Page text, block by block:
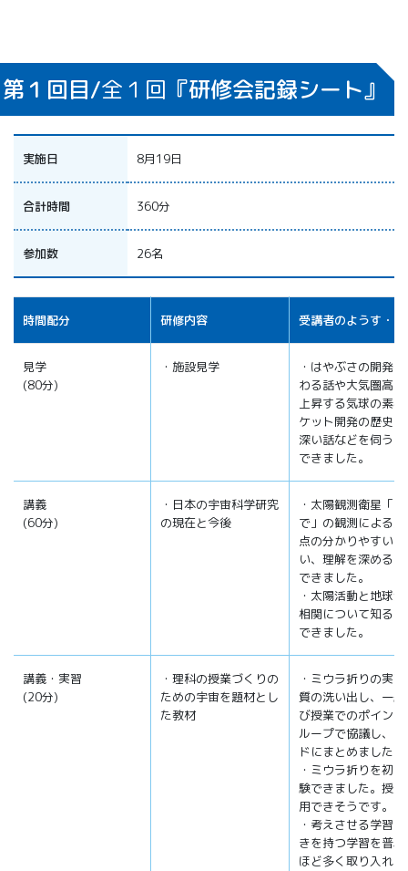
第１回目/全１回 『研修会記録シート』
実施日 8月19日
合計時間 360分
参加数 26名
時間配分 研修内容 受講者のようす・感
見学
(80分)
・施設見学
・はやぶさの開発
わる話や大気圏高
上昇する気球の素
ケット開発の歴史
深い話などを伺う
できました。
講義
(60分)
・日本の宇宙科学研究
の現在と今後
・太陽観測衛星「
で」の観測による
点の分かりやすい
い、理解を深める
できました。
・太陽活動と地球
相関について知る
できました。
講義・実習
(20分)
・理科の授業づくりの
ための宇宙を題材とし
た教材
・ミウラ折りの実
質の洗い出し、一
び授業でのポイン
ループで協議し、
ドにまとめました。
・ミウラ折りを初
験できました。授
用できそうです。
・考えさせる学習
きを持つ学習を普
ほど多く取り入れ